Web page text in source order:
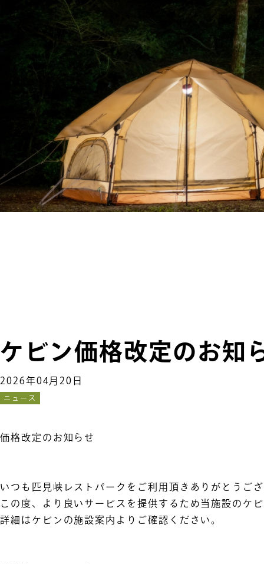
ケビン価格改定のお知
2026年04月20日
ニュース
価格改定のお知らせ
いつも匹見峡レストパークをご利用頂きありがとうご
この度、より良いサービスを提供するため当施設のケ
詳細はケビンの施設案内よりご確認ください。